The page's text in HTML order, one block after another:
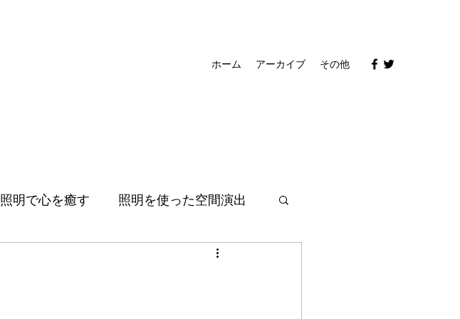
ホーム アーカイブ その他
照明で心を癒す 照明を使った空間演出
光の遊びゴコロ